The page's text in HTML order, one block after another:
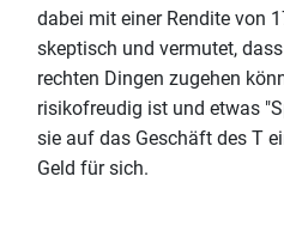
dabei mit einer Rendite von
skeptisch und vermutet,
rechten Dingen zugehen
risikofreudig ist und etwas
sie auf das Geschäft des T
Geld für sich.